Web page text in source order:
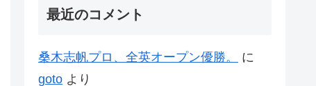
最近のコメント
桑木志帆プロ、全英オープン優勝。
に
goto より